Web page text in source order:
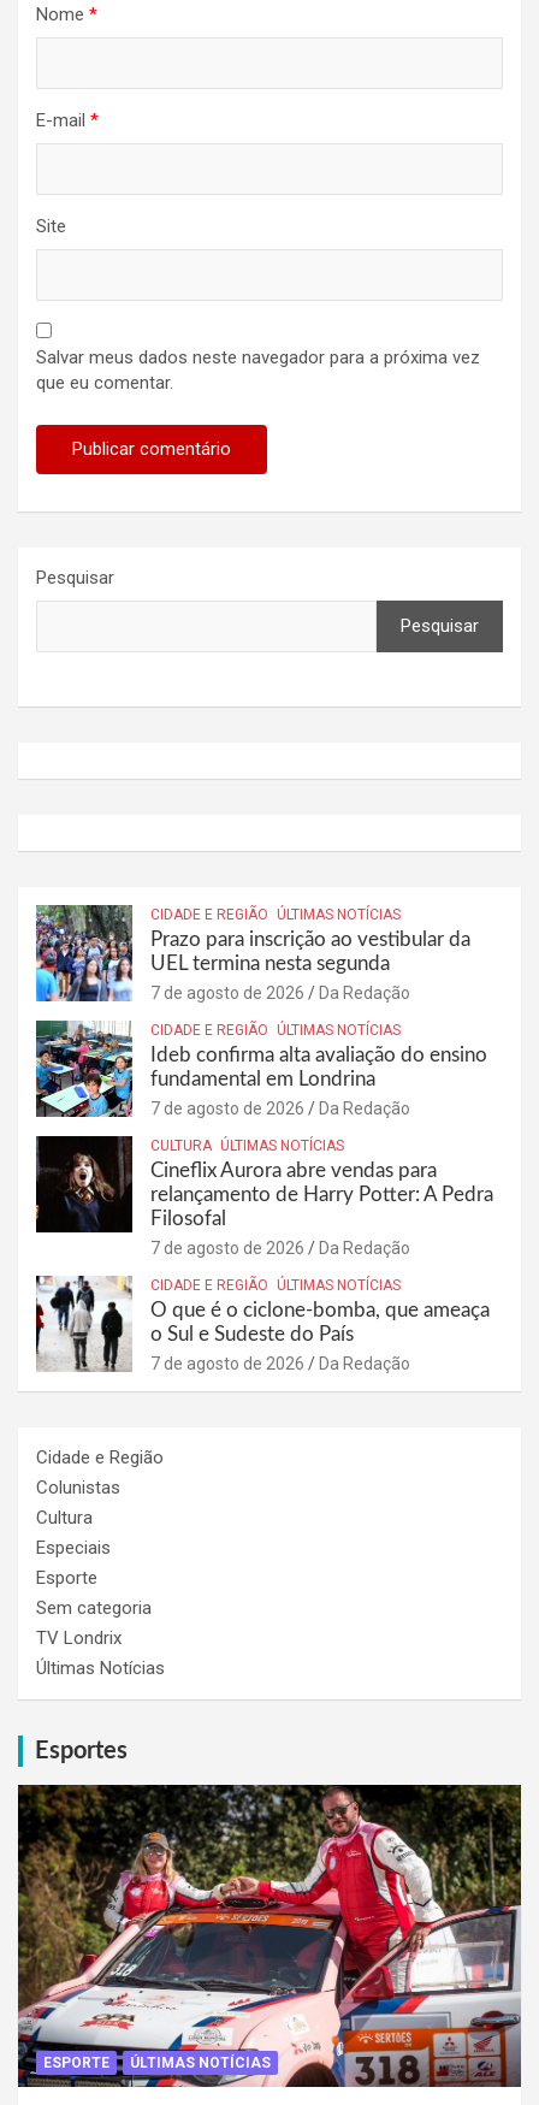
Nome *
E-mail *
Site
Salvar meus dados neste navegador para a próxima vez
que eu comentar.
Pesquisar
Pesquisar
CIDADE E REGIÃO ÚLTIMAS NOTÍCIAS
Prazo para inscrição ao vestibular da
UEL termina nesta segunda
7 de agosto de 2026 Da Redação
CIDADE E REGIÃO ÚLTIMAS NOTÍCIAS
Ideb confirma alta avaliação do ensino
fundamental em Londrina
7 de agosto de 2026 Da Redação
CULTURA ÚLTIMAS NOTÍCIAS
Cineflix Aurora abre vendas para
relançamento de Harry Potter: A Pedra
Filosofal
7 de agosto de 2026 Da Redação
CIDADE E REGIÃO ÚLTIMAS NOTÍCIAS
O que é o ciclone-bomba, que ameaça
o Sul e Sudeste do País
7 de agosto de 2026 Da Redação
Cidade e Região
Colunistas
Cultura
Especiais
Esporte
Sem categoria
TV Londrix
Últimas Notícias
Esportes
ESPORTE ÚLTIMAS NOTÍCIAS